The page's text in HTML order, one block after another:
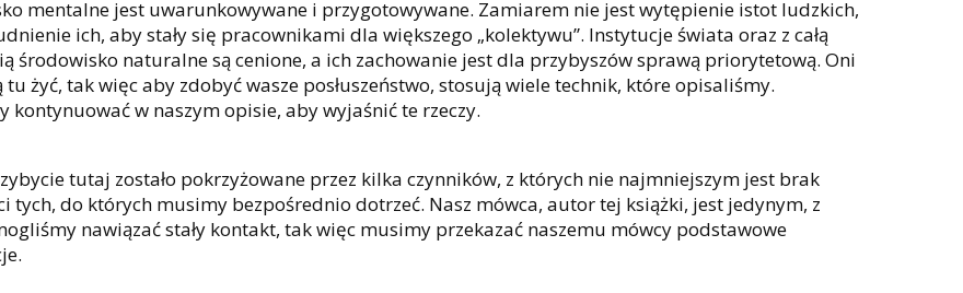
mentalne jest uwarunkowywane i przygotowywane. Zamiarem nie jest wytępienie istot ludzkich,
ich, aby stały się pracownikami dla większego „kolektywu”. Instytucje świata oraz z całą
środowisko naturalne są cenione, a ich zachowanie jest dla przybyszów sprawą priorytetową. Oni
tu żyć, tak więc aby zdobyć wasze posłuszeństwo, stosują wiele technik, które opisaliśmy.
kontynuować w naszym opisie, aby wyjaśnić te rzeczy.
tutaj zostało pokrzyżowane przez kilka czynników, z których nie najmniejszym jest brak
tych, do których musimy bezpośrednio dotrzeć. Nasz mówca, autor tej książki, jest jedynym, z
nawiązać stały kontakt, tak więc musimy przekazać naszemu mówcy podstawowe